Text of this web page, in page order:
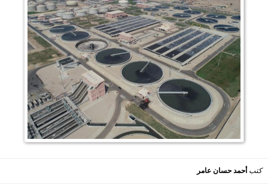
كتب أحمد حسان عامر